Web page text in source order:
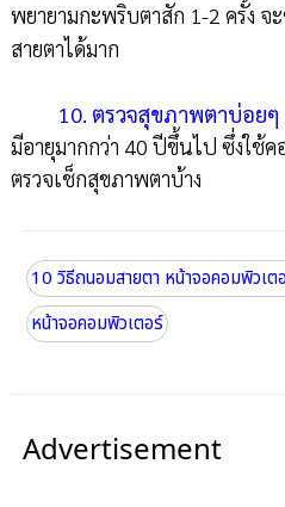
พยายามกะพริบตาสัก 1-2 ครั้ง จ
สายตาได้มาก
10. ตรวจสุขภาพตาบ่อยๆ
มีอายุมากกว่า 40 ปีขึ้นไป ซึ่งใช้
ตรวจเช็กสุขภาพตาบ้าง
10 วิธีถนอมสายตา หน้าจอคอมพิวเต
หน้าจอคอมพิวเตอร์
Advertisement